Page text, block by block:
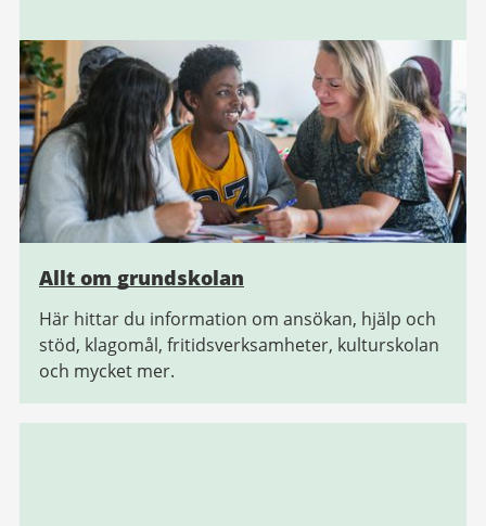
Allt om grundskolan
Här hittar du information om ansökan, hjälp och
stöd, klagomål, fritidsverksamheter, kulturskolan
och mycket mer.